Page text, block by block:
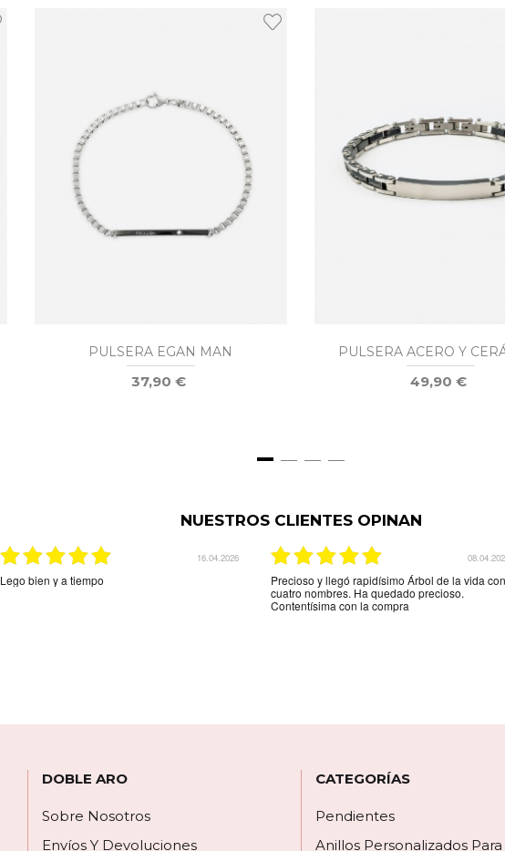
PULSERA EGAN MAN
37,90 €
PULSERA ACERO Y
49,90 €
NUESTROS CLIENTES OPINAN
03.12.2025
Envio rápido como indicaba la web.Son unos
La mejor tienda online que hay para comprar
una joya personalizada muy rápido y muy
y muy amable la recomiendo
DOBLE ARO
Sobre Nosotros
Envíos Y Devoluciones
CATEGORÍAS
Pendientes
Anillos Personalizados